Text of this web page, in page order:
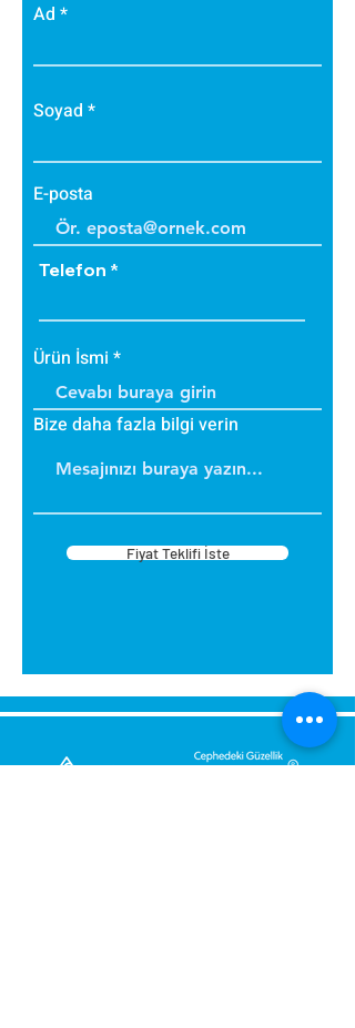
• Darbe emici özelliğe sahiptir.
• B1 sınıfı alev yürütmez tiptedir.
• Dayanıklıdır.
• İç ve dış cephede
uygulanabilir.
• Üzerine boya yapılabilir.
Ad
Soyad
E-posta
Telefon
Ürün İsmi
Bize daha fazla bilgi verin
Fiyat Teklifi İste